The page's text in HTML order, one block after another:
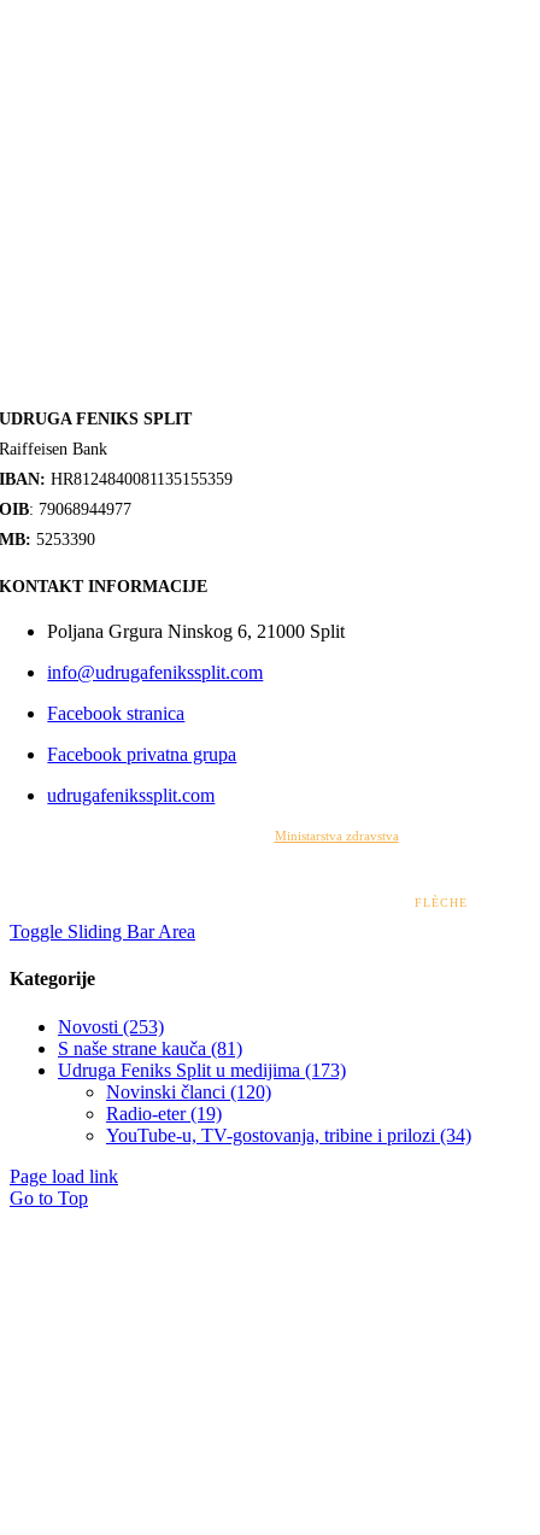
UDRUGA FENIKS SPLIT
Raiffeisen Bank
IBAN: HR8124840081135155359
OIB: 79068944977
MB: 5253390
KONTAKT INFORMACIJE
Poljana Grgura Ninskog 6, 21000 Split
info@udrugafenikssplit.com
Facebook stranica
Facebook privatna grupa
udrugafenikssplit.com
Ministarstva zdravstva
FLÈCHE
Toggle Sliding Bar Area
Kategorije
Novosti (253)
S naše strane kauča (81)
Udruga Feniks Split u medijima (173)
Novinski članci (120)
Radio-eter (19)
YouTube-u, TV-gostovanja, tribine i prilozi (34)
Page load link
Go to Top